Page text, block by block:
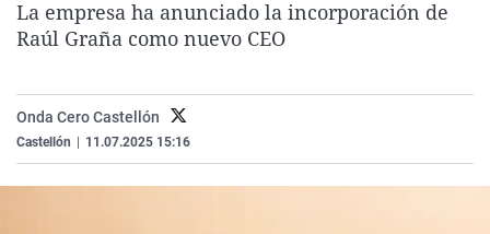
La rosa de los vientos
Como el perro y el
Caso
Equipo de
Extremadura
La Rioja
País Vasco
Virales
Elecciones
La empresa ha anunciado la incorporación de
Raúl Graña como nuevo CEO
Onda Cero Castellón
Castellón 11.07.2025 15:16